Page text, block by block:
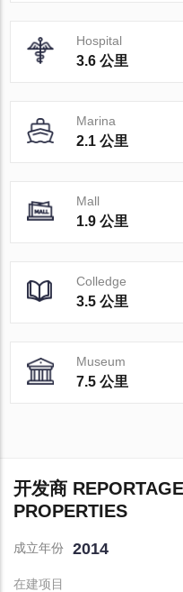
Hospital
3.6 公里
Marina
2.1 公里
Mall
1.9 公里
Colledge
3.5 公里
Museum
7.5 公里
开发商 REPORTAGE
PROPERTIES
成立年份 2014
在建项目